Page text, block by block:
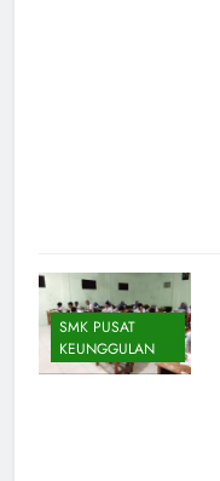
SMK PUSAT
KEUNGGULAN